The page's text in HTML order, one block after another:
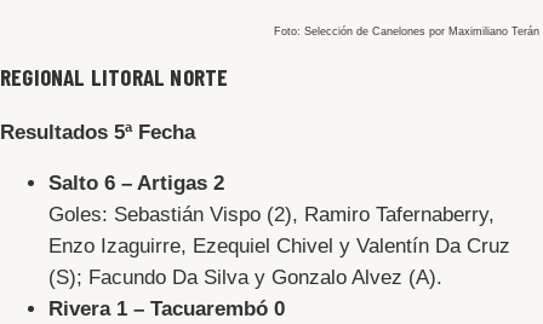
Foto: Selección de Canelones por Maximiliano Terán
REGIONAL LITORAL NORTE
Resultados 5ª Fecha
Salto 6 – Artigas 2
Goles: Sebastián Vispo (2), Ramiro Tafernaberry,
Enzo Izaguirre, Ezequiel Chivel y Valentín Da Cruz
(S); Facundo Da Silva y Gonzalo Alvez (A).
Rivera1 – Tacuarembó 0